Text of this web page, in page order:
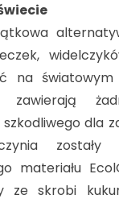
na
dla
materiału
ze skrobi